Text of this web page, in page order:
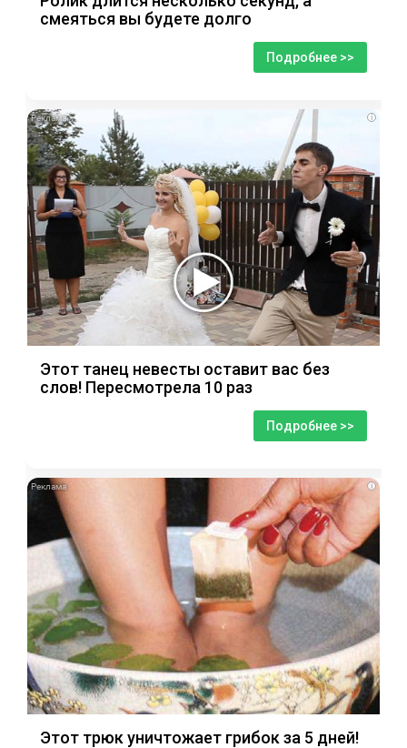
смеяться вы будете долго
Подробнее >>
i
Этот танец невесты оставит вас без
слов! Пересмотрела 10 раз
Подробнее >>
i
Этот трюк уничтожает грибок за 5 дней!